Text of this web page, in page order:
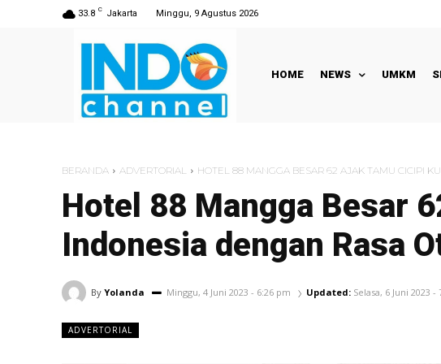
33.8 C Jakarta Minggu, 9 Agustus 2026
HOME NEWS UMKM
BERANDA ADVERTORIAL HOTEL 88 MANGGA BESAR 62 AJAK TAMU CICIPI
Hotel 88 Mangga Besar
Indonesia dengan Rasa
By Yolanda Minggu, 4 Juni 2023 - 6:26 pm Updated: Selasa, 6 Juni 2023 -
ADVERTORIAL